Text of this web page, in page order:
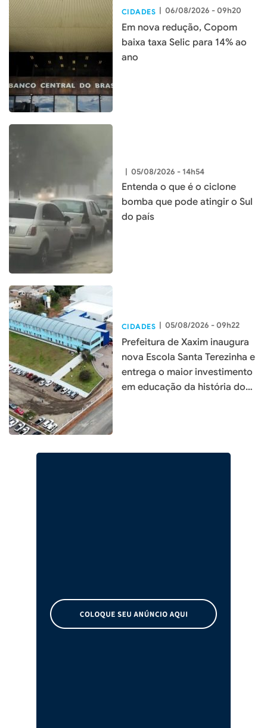
CIDADES | 06/08/2026 - 09h20
Em nova redução, Copom
baixa taxa Selic para 14% ao
ano
| 05/08/2026 - 14h54
Entenda o que é o ciclone
bomba que pode atingir o Sul
do país
CIDADES | 05/08/2026 - 09h22
Prefeitura de Xaxim inaugura
nova Escola Santa Terezinha e
entrega o maior investimento
em educação da história do